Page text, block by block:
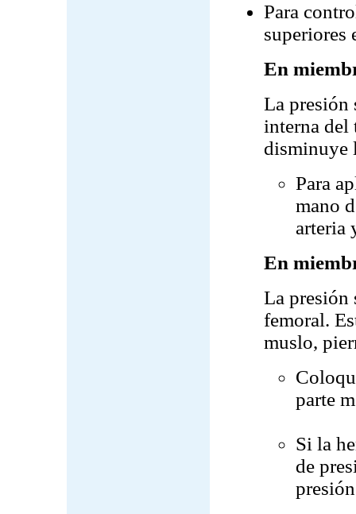
Para
superiores
En
La presión
interna del
disminuye
Para
mano
arteria
En
La presión
femoral.
muslo,
parte
Si la
de